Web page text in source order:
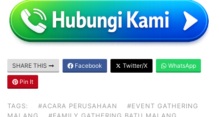
SHARE THIS Facebook Twitter/X WhatsApp
Pin It
TAGS: #ACARA PERUSAHAAN
#EVENT GATHERING